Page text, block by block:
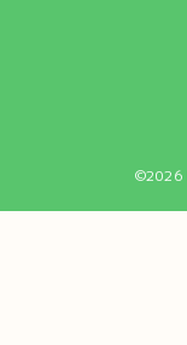
©2026